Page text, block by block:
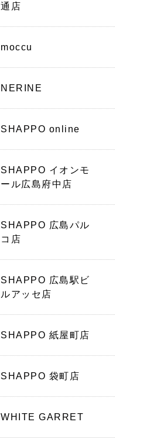
通店
moccu
NERINE
SHAPPO online
SHAPPO イオンモ
ール広島府中店
SHAPPO 広島パル
コ店
SHAPPO 広島駅ビ
ルアッセ店
SHAPPO 紙屋町店
SHAPPO 袋町店
WHITE GARRET